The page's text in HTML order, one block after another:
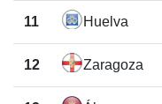
11 Huelva
12 Zaragoza